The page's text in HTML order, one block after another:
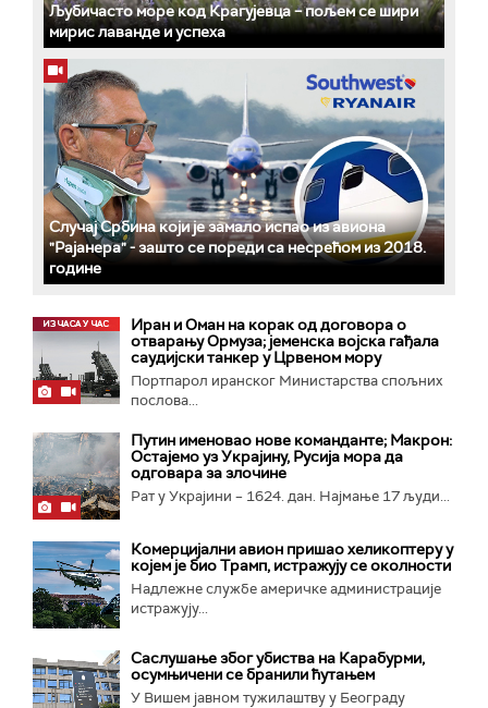
Љубичасто море код Крагујевца – пољем се шири
мирис лаванде и успеха
Случај Србина који је замало испао из авиона
"Рајанера" - зашто се пореди са несрећом из 2018.
године
Иран и Оман на корак од договора о
отварању Ормуза; jеменска војска гађала
саудијски танкер у Црвеном мору
Портпарол иранског Министарства спољних
послова...
Путин именовао нове команданте; Макрон:
Остајемо уз Украјину, Русија мора да
одговара за злочине
Рат у Украјини – 1624. дан. Најмање 17 људи...
Комерцијални авион пришао хеликоптеру у
којем је био Трамп, истражују се околности
Надлежне службе америчке администрације
истражују...
Саслушање због убиства на Карабурми,
осумњичени се бранили ћутањем
У Вишем јавном тужилаштву у Београду